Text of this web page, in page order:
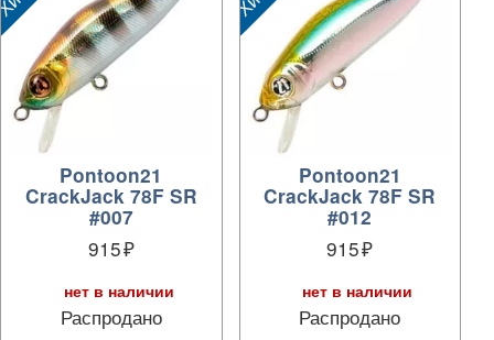
Pontoon21
CrackJack 78F SR
#007
915
нет в наличии
Распродано
Pontoon21
CrackJack 78F SR
#012
915
нет в наличии
Распродано